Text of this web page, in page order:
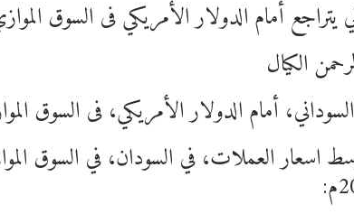
يتراجع أمام الدولار الأمريكي فى السوق
الكيال
أمام الدولار الأمريكي، فى السوق
اسعار العملات، في السودان، في السوق